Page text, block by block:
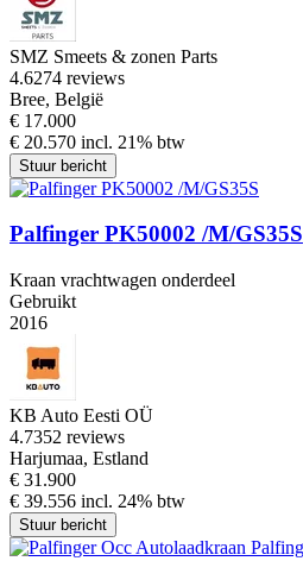
SMZ Smeets & zonen Parts
4.6274 reviews
Bree, België
€ 17.000
€ 20.570 incl. 21% btw
Stuur bericht
Palfinger PK50002 /M/GS35S
Kraan vrachtwagen onderdeel
Gebruikt
2016
KB Auto Eesti OÜ
4.7352 reviews
Harjumaa, Estland
€ 31.900
€ 39.556 incl. 24% btw
Stuur bericht